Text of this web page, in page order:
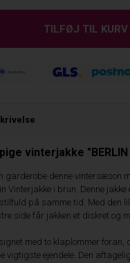
vinterjakke
garderobe denne vintersæson
Vinterjakke i brun. Denne
på samme tid. Med den
side får jakken et diskret og
med to klaplommer
vigtigste ejendele. Den